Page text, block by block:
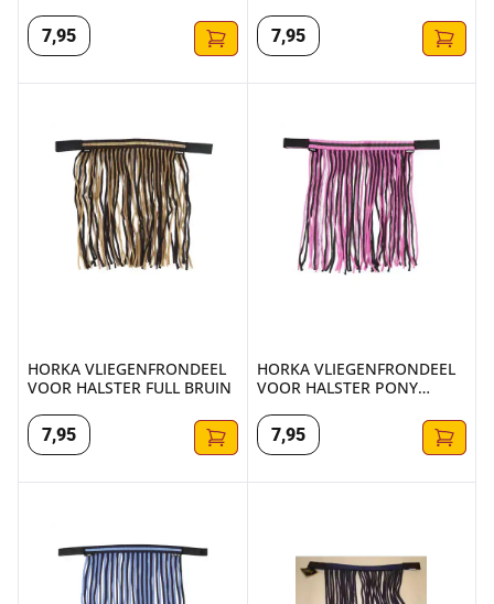
7,95
7,95
HORKA VLIEGENFRONDEEL
VOOR HALSTER FULL BRUIN
7,95
HORKA VLIEGENFRONDEEL
VOOR HALSTER PONY
7,95